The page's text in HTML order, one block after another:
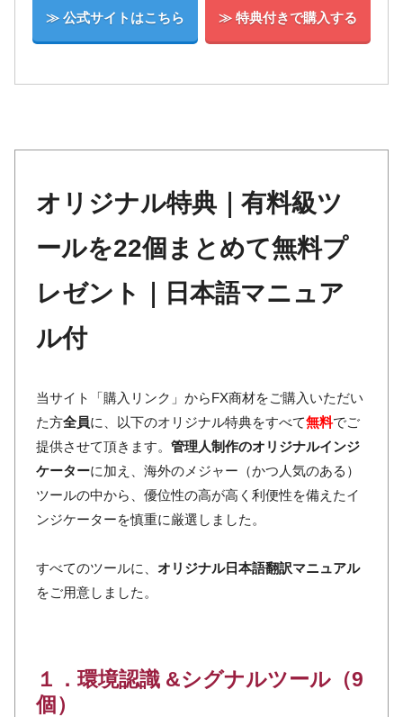
≫ 公式サイトはこちら ≫ 特典付きで購入する
オリジナル特典｜有料級ツ
ールを22個まとめて無料プ
レゼント｜日本語マニュア
ル付
当サイト「購入リンク」からFX商材をご購入いただい
た方全員に、以下のオリジナル特典をすべて無料でご
提供させて頂きます。 管理人制作のオリジナルインジ
ケーターに加え、海外のメジャー（かつ人気のある）
ツールの中から、優位性の高が高く利便性を備えたイ
ンジケーターを慎重に厳選しました。
すべてのツールに、 オリジナル日本語翻訳マニュアル
をご用意しました。
１．環境認識 &シグナルツール（9
個）